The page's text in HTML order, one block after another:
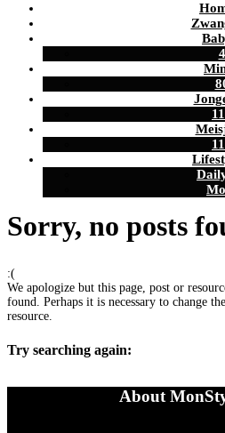
Sorry, no posts
:(
We apologize but this page, post or
found. Perhaps it is necessary to change
resource.
Try searching again:
About